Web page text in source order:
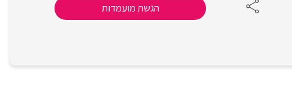
הגשת מועמדות